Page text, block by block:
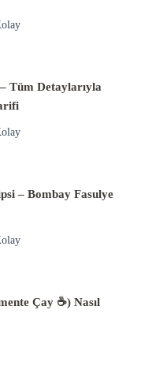
Tüm Detaylarıyla
– Bombay Fasulye
Çay ☕) Nasıl